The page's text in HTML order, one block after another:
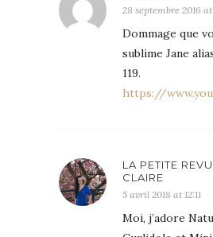
28 septembre 2016 at
Dommage que
sublime Jane
119.
https://
LA PETITE
CLAIRE
5 avril 2018 at 12:11
Moi, j’adore